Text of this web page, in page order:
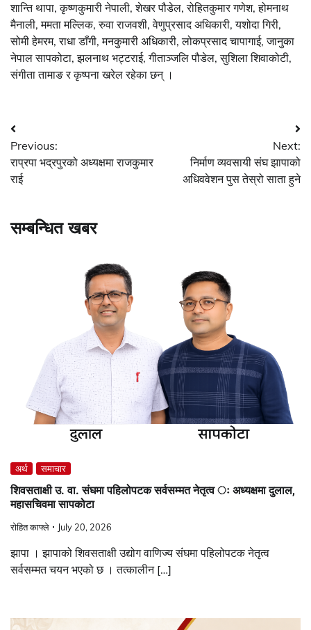
शान्ति थापा, कृष्णकुमारी नेपाली, शेखर पौडेल, रोहितकुमार गणेश, होमनाथ
मैनाली, ममता मल्लिक, रुवा राजवशी, वेणुप्रसाद अधिकारी, यशोदा गिरी,
सोमी हेमरम, राधा डाँगी, मनकुमारी अधिकारी, लोकप्रसाद चापागाई, जानुका
नेपाल सापकोटा, झलनाथ भट्टराई, गीताञ्जलि पौडेल, सुशिला शिवाकोटी,
संगीता तामाङ र कृष्पना खरेल रहेका छन् ।
Post
navigation
Previous:
राप्रपा भद्रपुरको अध्यक्षमा राजकुमार
राई
Next:
निर्माण व्यवसायी संघ झापाको
अधिववेशन पुस तेस्रो साता हुने
सम्बन्धित खबर
अर्थ समाचार
शिवसताक्षी उ. वा. संघमा पहिलोपटक सर्वसम्मत नेतृत्व ः अध्यक्षमा दुलाल,
महासचिवमा सापकोटा
रोहित काफ्ले July 20, 2026
झापा । झापाको शिवसताक्षी उद्योग वाणिज्य संंघमा पहिलोपटक नेतृत्व
सर्वसम्मत चयन भएको छ । तत्कालीन […]